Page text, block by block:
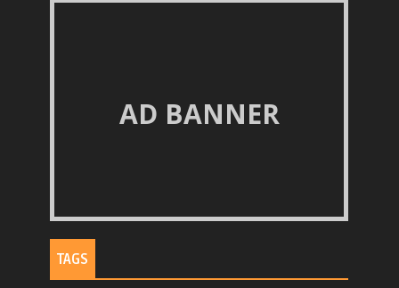
AD BANNER
TAGS